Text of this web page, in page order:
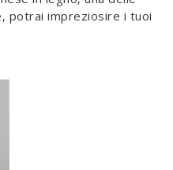
potrai impreziosire i tuoi